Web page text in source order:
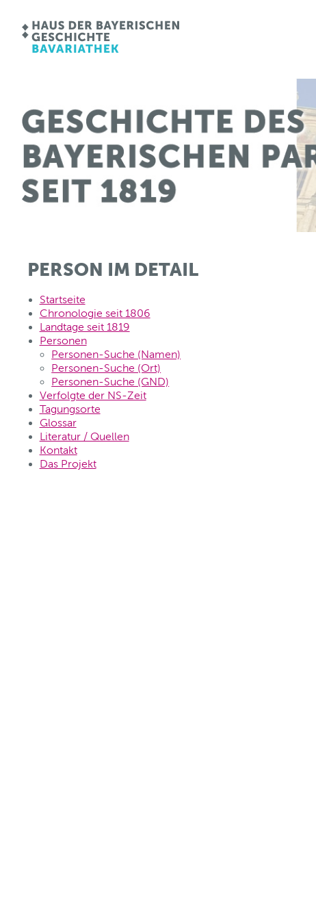
PERSON IM DETAIL
Startseite
Chronologie seit 1806
Landtage seit 1819
Personen
Personen-Suche (Namen)
Personen-Suche (Ort)
Personen-Suche (GND)
Verfolgte der NS-Zeit
Tagungsorte
Glossar
Literatur / Quellen
Kontakt
Das Projekt